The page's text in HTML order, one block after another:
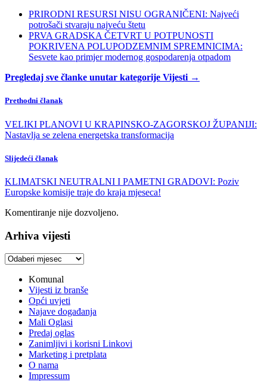
PRIRODNI RESURSI NISU OGRANIČENI: Najveći
potrošači stvaraju najveću štetu
PRVA GRADSKA ČETVRT U POTPUNOSTI
POKRIVENA POLUPODZEMNIM SPREMNICIMA:
Sesvete kao primjer modernog gospodarenja otpadom
Pregledaj sve članke unutar kategorije Vijesti →
Prethodni članak
VELIKI PLANOVI U KRAPINSKO-ZAGORSKOJ ŽUPANIJI:
Nastavlja se zelena energetska transformacija
Slijedeći članak
KLIMATSKI NEUTRALNI I PAMETNI GRADOVI: Poziv
Europske komisije traje do kraja mjeseca!
Komentiranje nije dozvoljeno.
Arhiva vijesti
Arhiva
Komunal
Vijesti iz branše
Opći uvjeti
Najave događanja
Mali Oglasi
Predaj oglas
Zanimljivi i korisni Linkovi
Marketing i pretplata
O nama
Impressum